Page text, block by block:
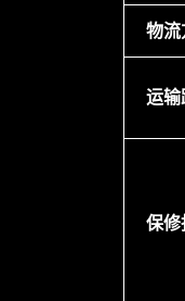
物流
运输
保修